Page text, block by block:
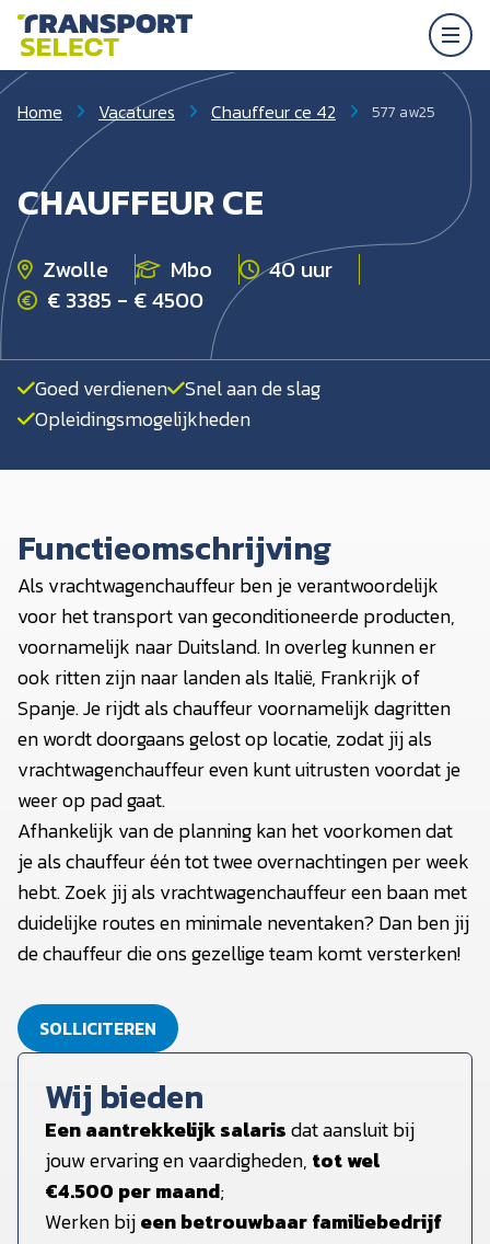
Home Vacatures Chauffeur ce 42 577 aw25
CHAUFFEUR CE
Zwolle Mbo
40 uur
€ 3385 - € 4500
Goed verdienen Snel aan de slag
Opleidingsmogelijkheden
Functieomschrijving
Als vrachtwagenchauffeur ben je verantwoordelijk
voor het transport van geconditioneerde producten,
voornamelijk naar Duitsland. In overleg kunnen er
ook ritten zijn naar landen als Italië, Frankrijk of
Spanje. Je rijdt als chauffeur voornamelijk dagritten
en wordt doorgaans gelost op locatie, zodat jij als
vrachtwagenchauffeur even kunt uitrusten voordat je
weer op pad gaat.
Afhankelijk van de planning kan het voorkomen dat
je als chauffeur één tot twee overnachtingen per week
hebt. Zoek jij als vrachtwagenchauffeur een baan met
duidelijke routes en minimale neventaken? Dan ben jij
de chauffeur die ons gezellige team komt versterken!
SOLLICITEREN
Wij bieden
Een aantrekkelijk salarisdat aansluit bij
jouw ervaring en vaardigheden, tot wel
€4.500 per maand;
Werken bijeen betrouwbaar familiebedrijf